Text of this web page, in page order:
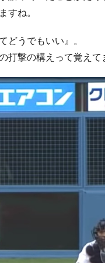
すね。
どうでもいい』。
打撃の構えって覚えて